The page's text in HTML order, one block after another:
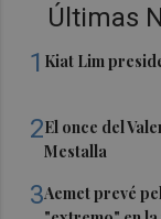
Últimas
1 Kiat Lim
2El once del
Mestalla
3Aemet prevé